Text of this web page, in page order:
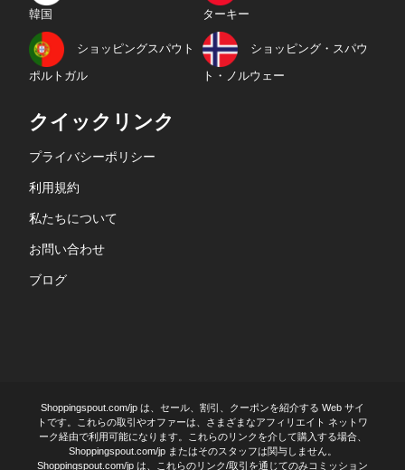
韓国 ターキー
ショッピングスパウト
ポルトガル
ショッピング・スパウ
ト・ノルウェー
クイックリンク
プライバシーポリシー
利用規約
私たちについて
お問い合わせ
ブログ
Shoppingspout.com/jp は、セール、割引、クーポンを紹介する Web サイ
トです。これらの取引やオファーは、さまざまなアフィリエイト ネットワ
ーク経由で利用可能になります。これらのリンクを介して購入する場合、
Shoppingspout.com/jp またはそのスタッフは関与しません。
Shoppingspout.com/jp は、これらのリンク/取引を通じてのみコミッション